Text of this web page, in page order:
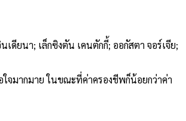
ดียนา; เล็กซิงตัน เคนตักกี้; ออกัสตา จอร์เจีย;
จมากมาย ในขณะที่ค่าครองชีพก็น้อยกว่าค่า